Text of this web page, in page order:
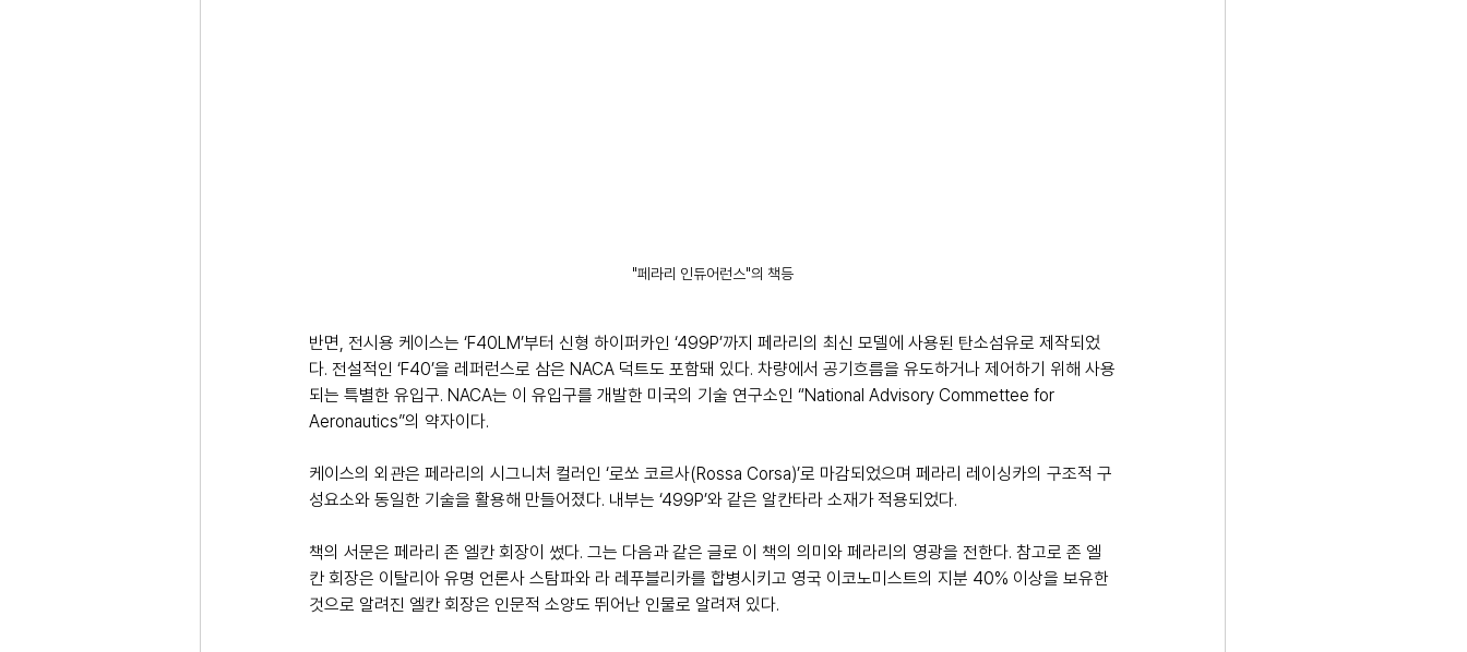
"페라리 인듀어런스"의 책등
반면, 전시용 케이스는 ‘F40LM’부터 신형 하이퍼카인 ‘499P’까지 페라리의 최신 모델에 사용된 탄소섬유로 제작되었
다. 전설적인 ‘F40’을 레퍼런스로 삼은 NACA 덕트도 포함돼 있다. 차량에서 공기흐름을 유도하거나 제어하기 위해 사용
되는 특별한 유입구. NACA는 이 유입구를 개발한 미국의 기술 연구소인 “National Advisory Commettee for
Aeronautics”의 약자이다.
케이스의 외관은 페라리의 시그니처 컬러인 ‘로쏘 코르사(Rossa Corsa)’로 마감되었으며 페라리 레이싱카의 구조적 구
성요소와 동일한 기술을 활용해 만들어졌다. 내부는 ‘499P’와 같은 알칸타라 소재가 적용되었다.
책의 서문은 페라리 존 엘칸 회장이 썼다. 그는 다음과 같은 글로 이 책의 의미와 페라리의 영광을 전한다. 참고로 존 엘
칸 회장은 이탈리아 유명 언론사 스탐파와 라 레푸블리카를 합병시키고 영국 이코노미스트의 지분 40% 이상을 보유한
것으로 알려진 엘칸 회장은 인문적 소양도 뛰어난 인물로 알려져 있다.